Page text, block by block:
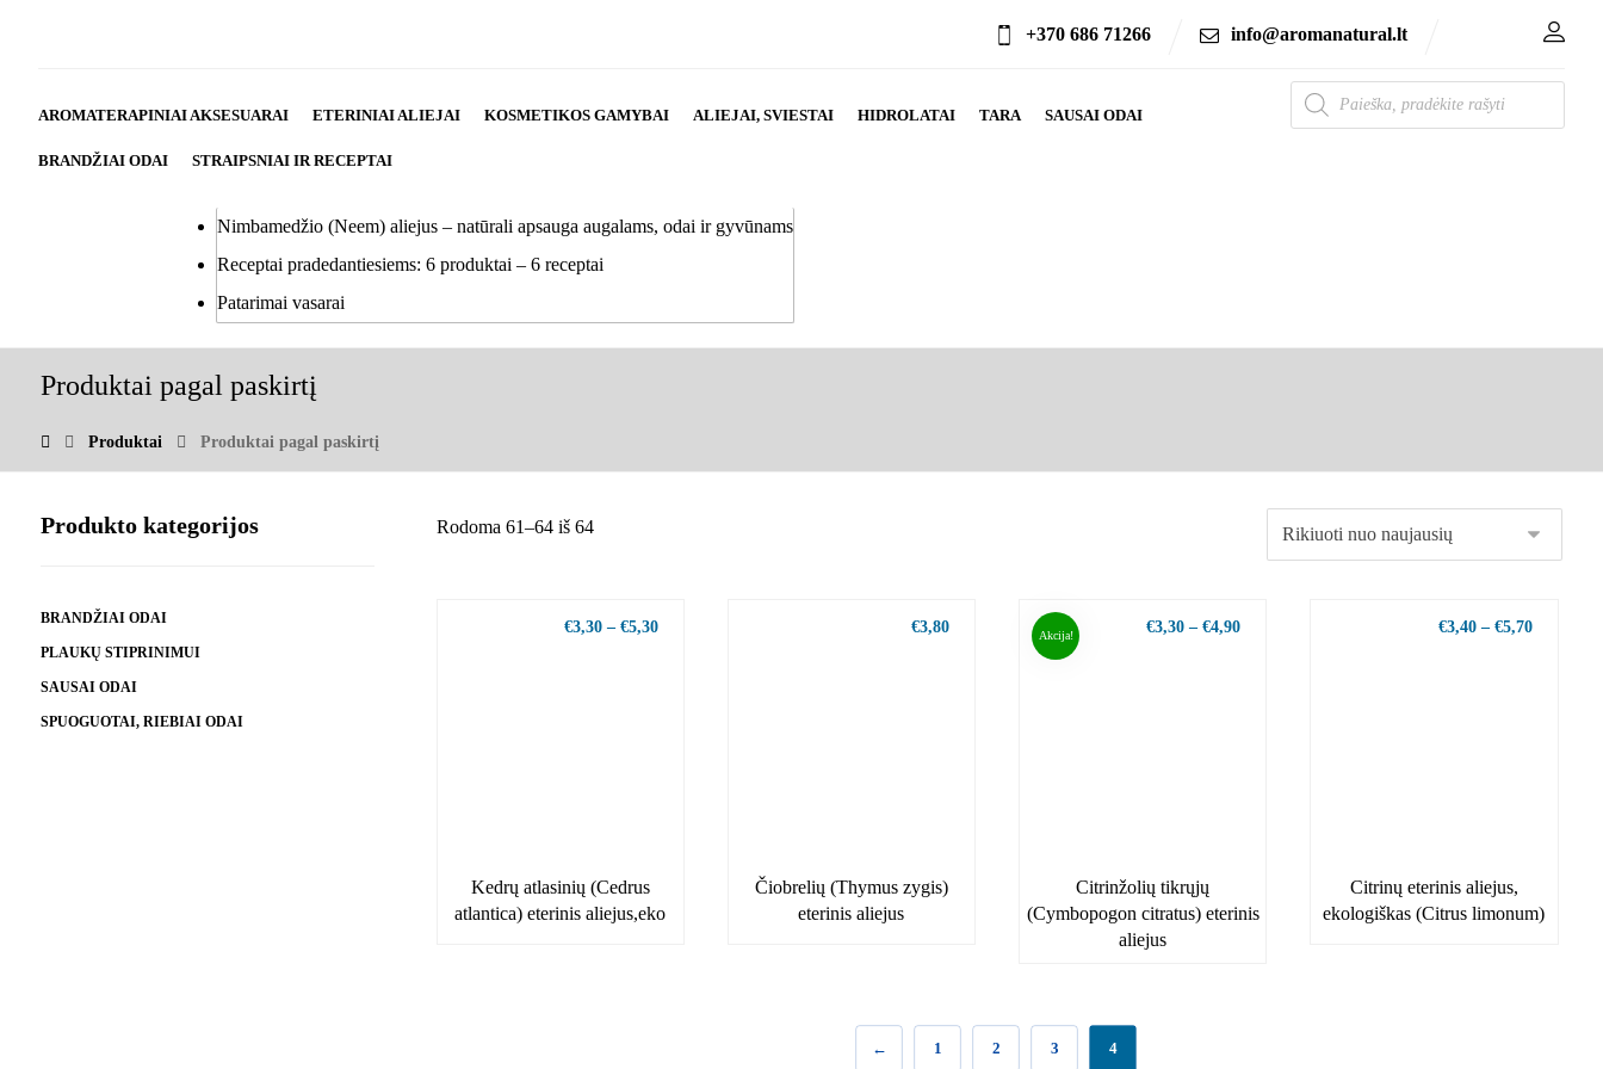
info@aromanatural.lt
+370 686 71266
AROMATERAPINIAI AKSESUARAI ETERINIAI ALIEJAI KOSMETIKOS GAMYBAI ALIEJAI, SVIESTAI HIDROLATAI TARA SAUSAI ODAI
BRANDŽIAI ODAI STRAIPSNIAI IR RECEPTAI
Nimbamedžio (Neem) aliejus – natūrali apsauga augalams, odai ir gyvūnams
Receptai pradedantiesiems: 6 produktai – 6 receptai
Patarimai vasarai
Produktai pagal paskirtį
Produktai Produktai pagal paskirtį
Rodoma 61–64 iš 64
Kedrų atlasinių (Cedrus
atlantica) eterinis aliejus,eko
€3,30 – €5,30
Čiobrelių (Thymus zygis)
eterinis aliejus
€3,80 Akcija!
Citrinžolių tikrųjų
(Cymbopogon citratus) eterinis
aliejus
€3,30 – €4,90
Citrinų eterinis aliejus,
ekologiškas (Citrus limonum)
€3,40 – €5,70
← 1 2 3 4
Produkto kategorijos
BRANDŽIAI ODAI
PLAUKŲ STIPRINIMUI
SAUSAI ODAI
SPUOGUOTAI, RIEBIAI ODAI